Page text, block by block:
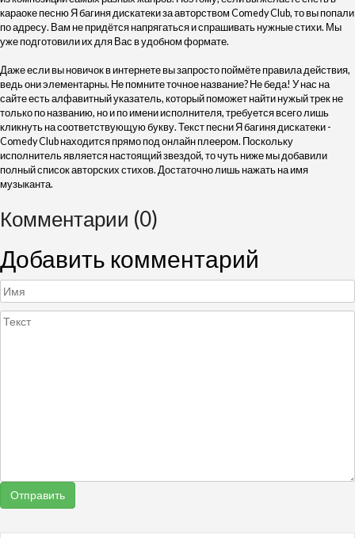
караоке песню Я багиня дискатеки за авторством Comedy Club, то вы попали
по адресу. Вам не придётся напрягаться и спрашивать нужные стихи. Мы
уже подготовили их для Вас в удобном формате.
Даже если вы новичок в интернете вы запросто поймёте правила действия,
ведь они элементарны. Не помните точное название? Не беда! У нас на
сайте есть алфавитный указатель, который поможет найти нужый трек не
только по названию, но и по имени исполнителя, требуется всего лишь
кликнуть на соответствующую букву. Текст песни Я багиня дискатеки -
Comedy Club находится прямо под онлайн плеером. Поскольку
исполнитель является настоящий звездой, то чуть ниже мы добавили
полный список авторских стихов. Достаточно лишь нажать на имя
музыканта.
Комментарии (0)
Добавить комментарий